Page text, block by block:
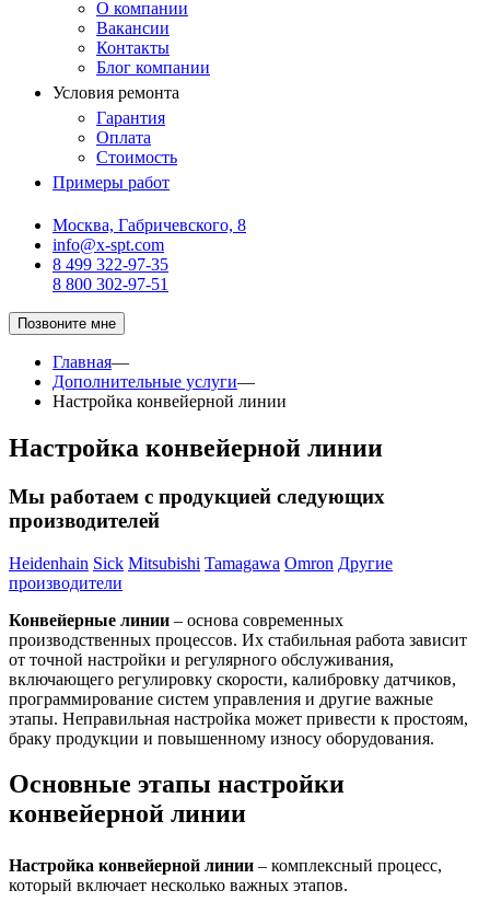
О компании
Вакансии
Контакты
Блог компании
Условия ремонта
Гарантия
Оплата
Стоимость
Примеры работ
Москва, Габричевского, 8
info@x-spt.com
8 499 322-97-35
8 800 302-97-51
Позвоните мне
Главная—
Дополнительные услуги—
Настройка конвейерной линии
Настройка конвейерной линии
Мы работаем с продукцией следующих
производителей
Heidenhain Sick Mitsubishi Tamagawa Omron Другие
производители
Конвейерные линии – основа современных
производственных процессов. Их стабильная работа зависит
от точной настройки и регулярного обслуживания,
включающего регулировку скорости, калибровку датчиков,
программирование систем управления и другие важные
этапы. Неправильная настройка может привести к простоям,
браку продукции и повышенному износу оборудования.
Основные этапы настройки
конвейерной линии
Настройка конвейерной линии – комплексный процесс,
который включает несколько важных этапов.